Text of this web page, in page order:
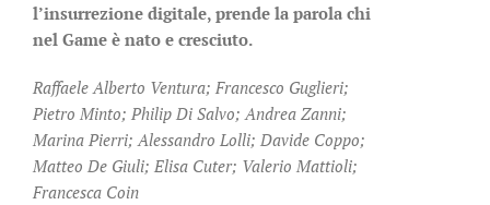
l’insurrezione digitale, prende la parola chi
nel Game è nato e cresciuto.
Raffaele Alberto Ventura; Francesco Guglieri;
Pietro Minto; Philip Di Salvo; Andrea Zanni;
Marina Pierri; Alessandro Lolli; Davide Coppo;
Matteo De Giuli; Elisa Cuter; Valerio Mattioli;
Francesca Coin